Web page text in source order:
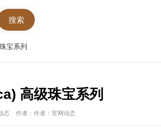
宝系列
高级珠宝系列
态 作者：作者：官网动态